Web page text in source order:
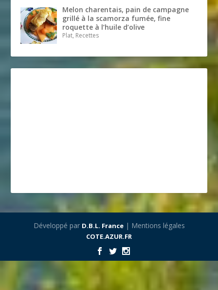
Melon charentais, pain de campagne
grillé à la scamorza fumée, fine
roquette à l’huile d’olive
Plat, Recettes
Développé par D.B.L. France| Mentions légales
COTE.AZUR.FR